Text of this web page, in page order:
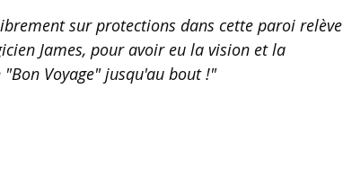
sur protections dans cette paroi relève
James, pour avoir eu la vision et la
Voyage" jusqu'au bout !"